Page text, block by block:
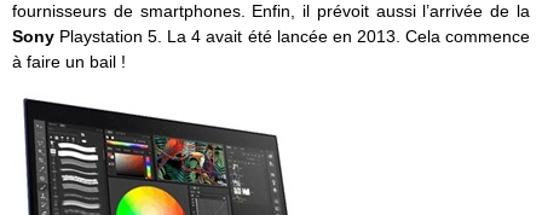
fournisseurs de smartphones. Enfin, il prévoit aussi l’arrivée de la
Sony Playstation 5. La 4 avait été lancée en 2013. Cela commence
à faire un bail !